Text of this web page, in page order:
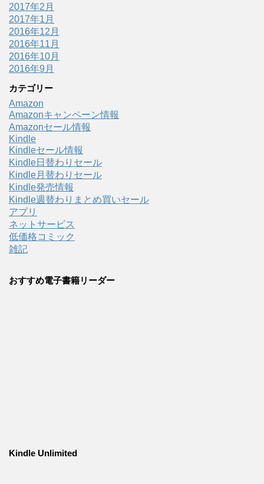
2017年2月
2017年1月
2016年12月
2016年11月
2016年10月
2016年9月
カテゴリー
Amazon
Amazonキャンペーン情報
Amazonセール情報
Kindle
Kindleセール情報
Kindle日替わりセール
Kindle月替わりセール
Kindle発売情報
Kindle週替わりまとめ買いセール
アプリ
ネットサービス
低価格コミック
雑記
おすすめ電子書籍リーダー
Kindle Unlimited